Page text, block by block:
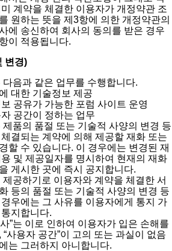
계약을 체결한 이용자가 개정약관 조
원하는 뜻을 제3항에 의한 개정약관의
에 송신하여 회사의 동의를 받은 경우
이 적용됩니다.
변경)
다음과 같은 업무를 수행합니다.
대한 기술정보 제공
공유가 가능한 포럼 사이트 운영
공간이 정하는 업무
제품의 품절 또는 기술적 사양의 변경 등
결되는 계약에 의해 제공할 재화 또는
할 수 있습니다. 이 경우에는 변경된 재
및 제공일자를 명시하여 현재의 재화
게시한 곳에 즉시 공지합니다.
제공하기로 이용자와 계약을 체결한 서
등의 품절 또는 기술적 사양의 변경 등
우에는 그 사유를 이용자에게 통지 가
지합니다.
”는 이로 인하여 이용자가 입은 손해를
사용자 공간”이 고의 또는 과실이 없음
는 그러하지 아니합니다.